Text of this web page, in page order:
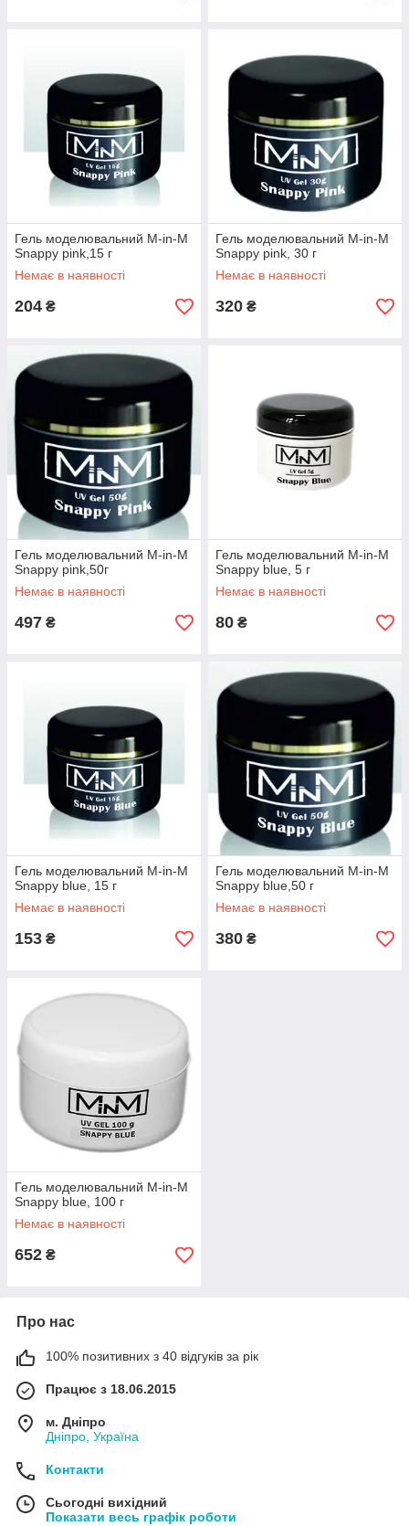
Гель моделювальний M-in-M
Snappy pink,15 г
Немає в наявності
204 ₴
Гель моделювальний M-in-M
Snappy pink, 30 г
Немає в наявності
320 ₴
Гель моделювальний M-in-M
Snappy pink,50г
Немає в наявності
497 ₴
Гель моделювальний M-in-M
Snappy blue, 5 г
Немає в наявності
80 ₴
Гель моделювальний M-in-M
Snappy blue, 15 г
Немає в наявності
153 ₴
Гель моделювальний M-in-M
Snappy blue,50 г
Немає в наявності
380 ₴
Гель моделювальний M-in-M
Snappy blue, 100 г
Немає в наявності
652 ₴
Про нас
100% позитивних з 40 відгуків за рік
Працює з 18.06.2015
м. Дніпро
Дніпро, Україна
Контакти
Сьогодні вихідний
Показати весь графік роботи